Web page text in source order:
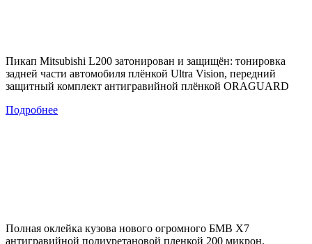
Пикап Mitsubishi L200 затонирован и защищён: тонировка
задней части автомобиля плёнкой Ultra Vision, передний
защитный комплект антигравийной плёнкой ORAGUARD
Подробнее
Полная оклейка кузова нового огромного БМВ Х7
антигравийной полиуретановой пленкой 200 микрон.